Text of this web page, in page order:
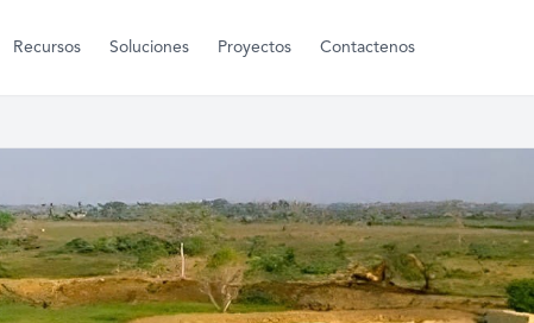
Recursos Soluciones Proyectos Contactenos